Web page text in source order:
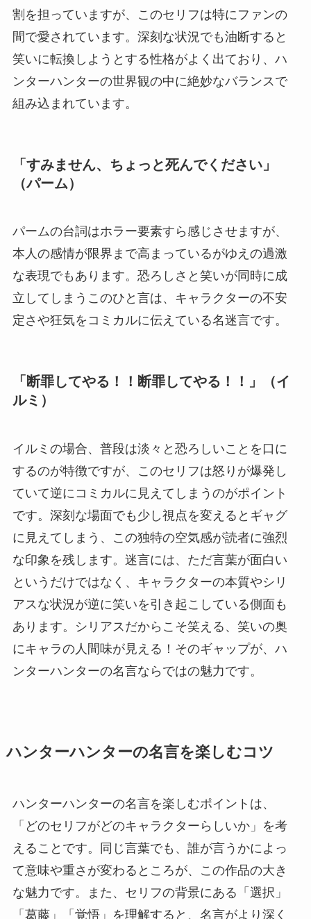
割を担っていますが、このセリフは特にファンの
間で愛されています。深刻な状況でも油断すると
笑いに転換しようとする性格がよく出ており、ハ
ンターハンターの世界観の中に絶妙なバランスで
組み込まれています。
「すみません、ちょっと死んでください」
（パーム）
パームの台詞はホラー要素すら感じさせますが、
本人の感情が限界まで高まっているがゆえの過激
な表現でもあります。恐ろしさと笑いが同時に成
立してしまうこのひと言は、キャラクターの不安
定さや狂気をコミカルに伝えている名迷言です。
「断罪してやる！！断罪してやる！！」（イ
ルミ）
イルミの場合、普段は淡々と恐ろしいことを口に
するのが特徴ですが、このセリフは怒りが爆発し
ていて逆にコミカルに見えてしまうのがポイント
です。深刻な場面でも少し視点を変えるとギャグ
に見えてしまう、この独特の空気感が読者に強烈
な印象を残します。迷言には、ただ言葉が面白い
というだけではなく、キャラクターの本質やシリ
アスな状況が逆に笑いを引き起こしている側面も
あります。シリアスだからこそ笑える、笑いの奥
にキャラの人間味が見える！そのギャップが、ハ
ンターハンターの名言ならではの魅力です。
ハンターハンターの名言を楽しむコツ
ハンターハンターの名言を楽しむポイントは、
「どのセリフがどのキャラクターらしいか」を考
えることです。同じ言葉でも、誰が言うかによっ
て意味や重さが変わるところが、この作品の大き
な魅力です。また、セリフの背景にある「選択」
「葛藤」「覚悟」を理解すると、名言がより深く